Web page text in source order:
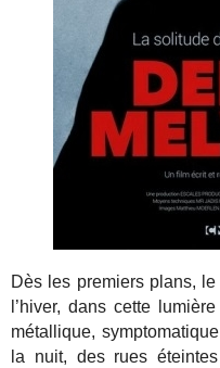
Dès les premiers plans,
l’hiver, dans cette
métallique,
la nuit, des rues